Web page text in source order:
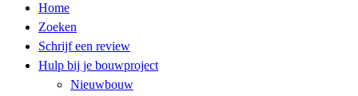
Home
Zoeken
Schrijf een review
Hulp bij je bouwproject
Nieuwbouw